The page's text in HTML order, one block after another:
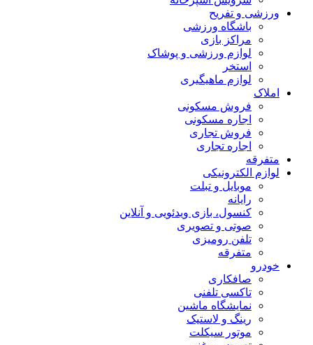
ورزشی و تفریح
باشگاه ورزشی
مراکز بازی
لوازم ورزشی و پوشاک
استخر
لوازم ماهیگیری
املاک
فروش مسکونی
اجاره مسکونی
فروش تجاری
اجاره تجاری
متفرقه
لوازم الکترونیکی
موبایل و تبلت
رایانه
کنسول، بازی‌ ویدئویی و آنلاین
صوتی و تصویری
تلفن رومیزی
متفرقه
خودرو
صافکاری
تاکسی تلفنی
نمایشگاه ماشین
رینگ و لاستیک
موتور سیکلت